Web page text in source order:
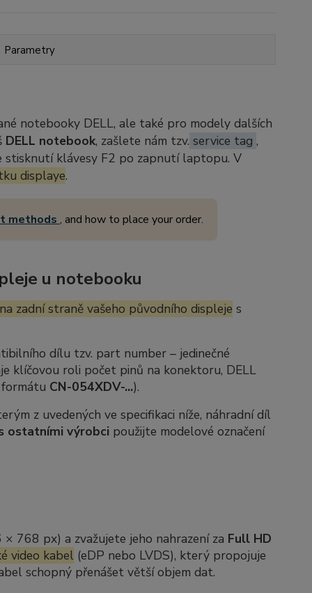
Parametry
notebooky DELL, ale také pro modely dalších
DELL notebook, zašlete nám tzv. service tag ,
stisknutí klávesy F2 po zapnutí laptopu. V
displaye.
methods , and how to place your order.
u notebooku
zadní straně vašeho původního displeje s
dílu tzv. part number– jedinečné
klíčovou roli počet pinů na konektoru, DELL
CN-054XDV-...).
z uvedených ve specifikaci níže, náhradní díl
ostatními výrobci použijte modelové označení
768 px) a zvažujete jeho nahrazení za Full HD
video kabel (eDP nebo LVDS), který propojuje
schopný přenášet větší objem dat.